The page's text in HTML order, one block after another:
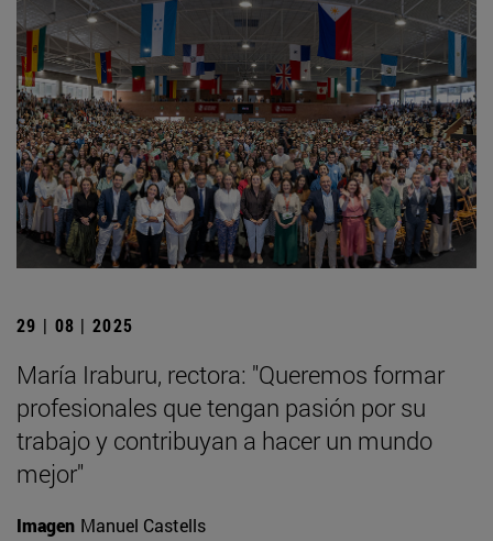
29 | 08 | 2025
María Iraburu, rectora: "Queremos formar
profesionales que tengan pasión por su
trabajo y contribuyan a hacer un mundo
mejor"
Imagen Manuel Castells